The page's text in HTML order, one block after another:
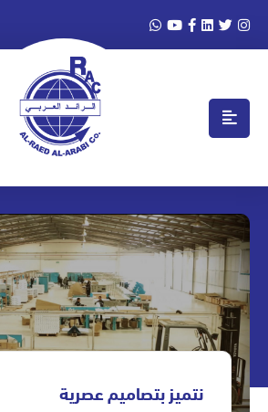
نتميز بتصاميم عصرية